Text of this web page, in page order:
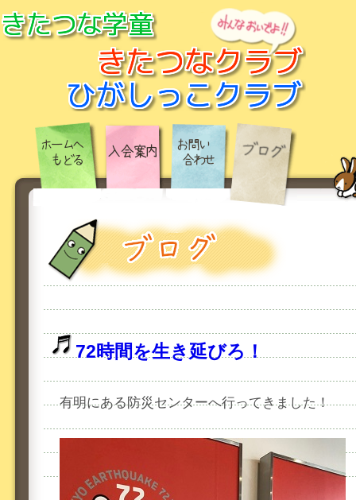
72時間を生き延びろ！
有明にある防災センターへ行ってきました！